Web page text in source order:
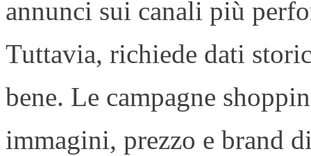
annunci sui canali più
Tuttavia, richiede dati
bene. Le campagne
immagini, prezzo e brand